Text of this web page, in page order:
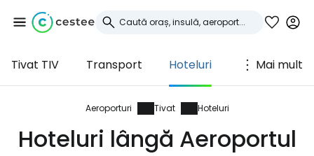
Tivat TIV Transport Hoteluri Mai mult
Aeroporturi Tivat Hoteluri
Hoteluri lângă Aeroportul
Conectați-vă la
Cestee
... comunitatea mondială a călătorilor